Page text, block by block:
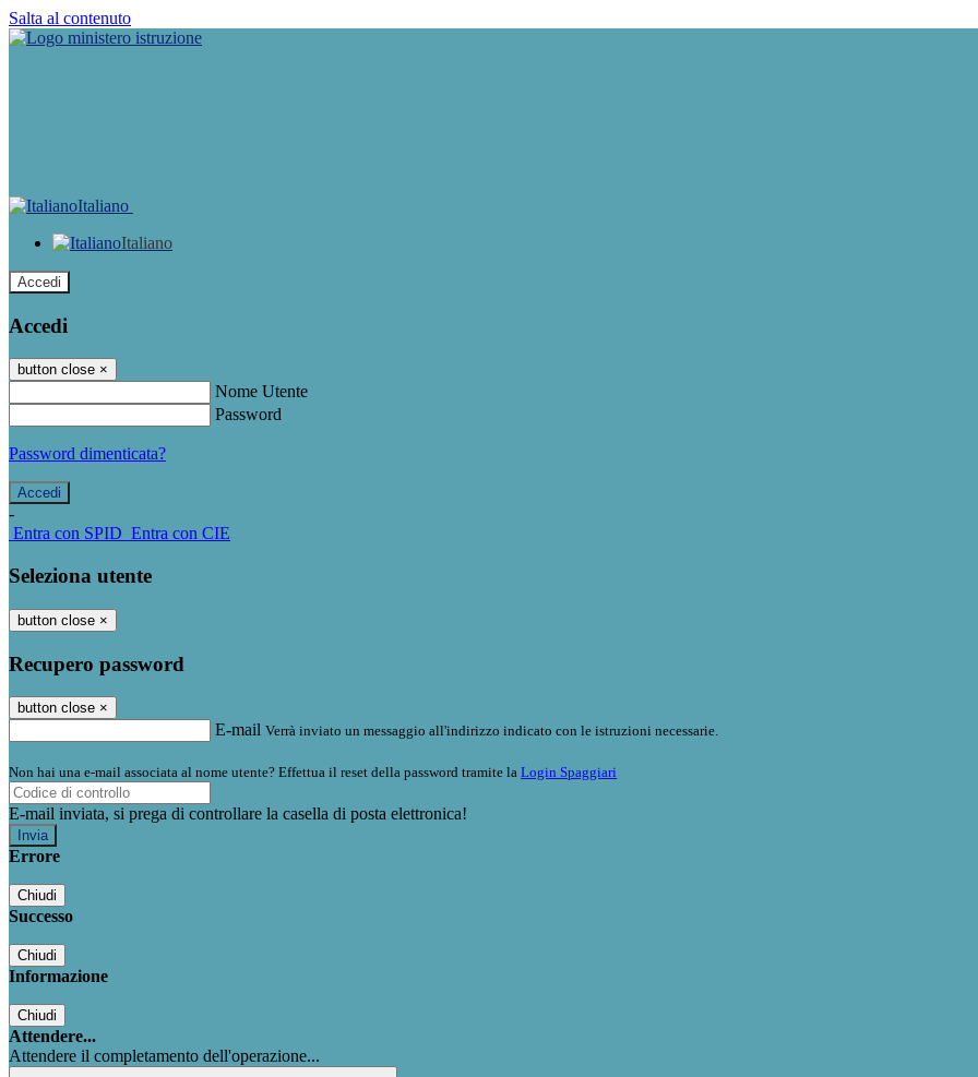
Salta al contenuto
Italiano
Italiano
Accedi
Accedi
button close ×
Nome Utente
Password
Password dimenticata?
-
Entra con SPID Entra con CIE
Seleziona utente
button close ×
Recupero password
button close ×
E-mail Verrà inviato un messaggio all'indirizzo indicato con le istruzioni necessarie.
Non hai una e-mail associata al nome utente? Effettua il reset della password tramite la Login Spaggiari
E-mail inviata, si prega di controllare la casella di posta elettronica!
Errore
Chiudi
Successo
Chiudi
Informazione
Chiudi
Attendere...
Attendere il completamento dell'operazione...